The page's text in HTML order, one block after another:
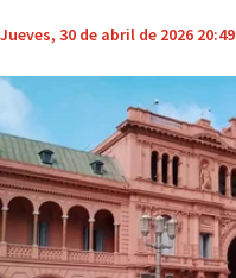
Jueves, 30 de abril de 2026 20:49